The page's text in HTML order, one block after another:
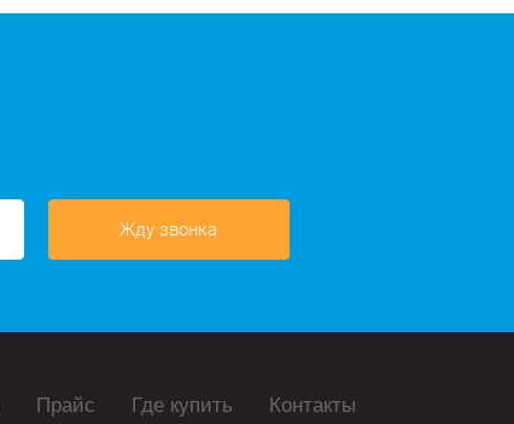
Жду звонка
Прайс Где купить Контакты